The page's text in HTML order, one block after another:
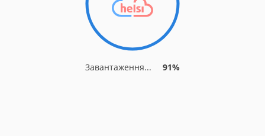
Завантаження... 91%